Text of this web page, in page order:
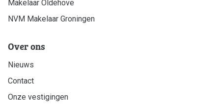
Makelaar Oldehove
NVM Makelaar Groningen
Over ons
Nieuws
Contact
Onze vestigingen